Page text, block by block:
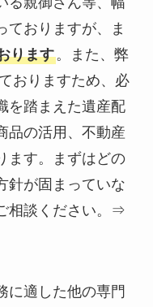
ておりますが、ま
ります。また、弊
おりますため、必
を踏まえた遺産配
品の活用、不動産
ます。まずはどの
針が固まっていな
相談ください。⇒
適した他の専門